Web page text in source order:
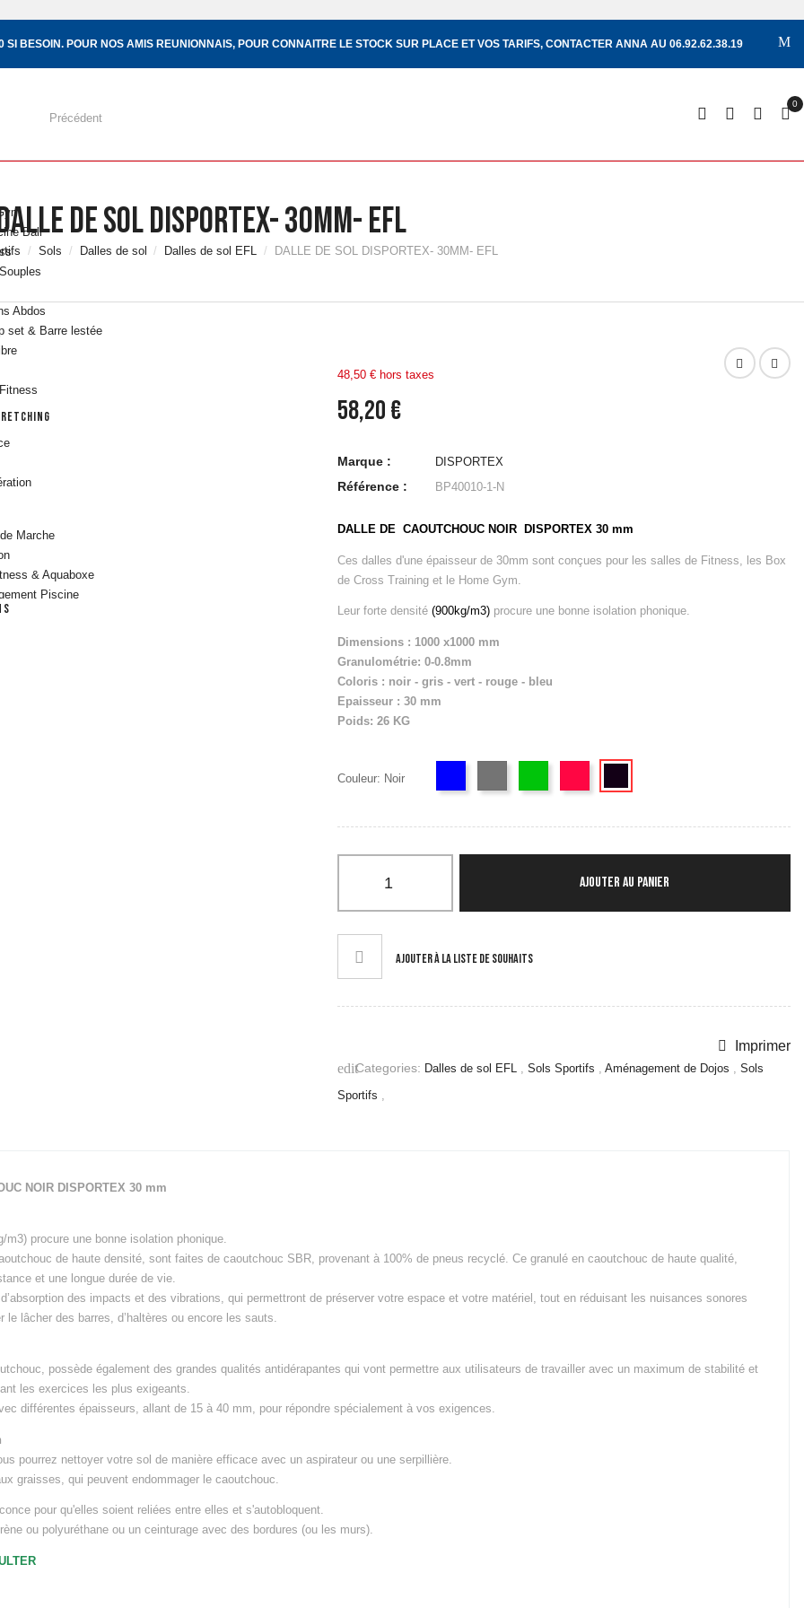
BESOIN. POUR NOS AMIS REUNIONNAIS, POUR CONNAITRE LE STOCK SUR PLACE ET VOS TARIFS, CONTACTER ANNA AU 06.92.62.38.19
Précédent
Ball
Abdos
set & Barre lestée
Marche
& Aquaboxe
Piscine
& Racks
d'Escalier
MUSCULATION
0
DE SOL DISPORTEX- 30MM- EFL
Sols Dalles de sol Dalles de sol EFL DALLE DE SOL DISPORTEX- 30MM- EFL
48,50 € hors taxes
58,20 €
Marque : DISPORTEX
Référence : BP40010-1-N
DALLE DE CAOUTCHOUC NOIR DISPORTEX 30 mm
Ces dalles d'une épaisseur de 30mm sont conçues pour les salles de Fitness, les Box
de Cross Training et le Home Gym.
Leur forte densité(900kg/m3) procure une bonne isolation phonique.
Dimensions : 1000 x1000 mm
Granulométrie: 0-0.8mm
Coloris : noir - gris - vert - rouge - bleu
Epaisseur : 30 mm
Poids: 26 KG
Couleur: Noir
AJOUTER AU PANIER
AJOUTER À LA LISTE DE SOUHAITS
Imprimer
editCategories: Dalles de sol EFL , Sols Sportifs , Aménagement de Dojos , Sols
Sportifs ,
NOIR DISPORTEX 30 mm
m3) procure une bonne isolation phonique.
de haute densité, sont faites de caoutchouc SBR, provenant à 100% de pneus recyclé. Ce granulé en caoutchouc de haute qualité,
et une longue durée de vie.
des impacts et des vibrations, qui permettront de préserver votre espace et votre matériel, tout en réduisant les nuisances sonores
le lâcher des barres, d’haltères ou encore les sauts.
possède également des grandes qualités antidérapantes qui vont permettre aux utilisateurs de travailler avec un maximum de stabilité et
les exercices les plus exigeants.
différentes épaisseurs, allant de 15 à 40 mm, pour répondre spécialement à vos exigences.
pourrez nettoyer votre sol de manière efficace avec un aspirateur ou une serpillière.
graisses, qui peuvent endommager le caoutchouc.
pour qu'elles soient reliées entre elles et s'autobloquent.
ou polyuréthane ou un ceinturage avec des bordures (ou les murs).